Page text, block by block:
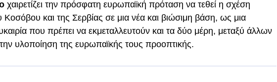
χαιρετίζει την πρόσφατη ευρωπαϊκή πρόταση να τεθεί η σχέση
Κοσόβου και της Σερβίας σε μια νέα και βιώσιμη βάση, ως μια
που πρέπει να εκμεταλλευτούν και τα δύο μέρη, μεταξύ άλλων
υλοποίηση της ευρωπαϊκής τους προοπτικής.